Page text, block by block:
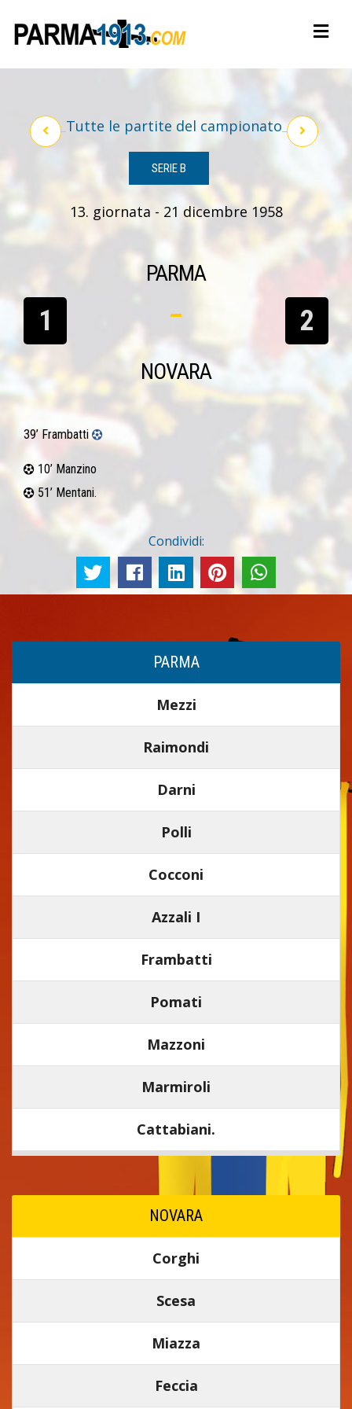
Tutte le partite del campionato
SERIE B
13. giornata - 21 dicembre 1958
PARMA
1 2
NOVARA
39’ Frambatti
10’ Manzino
51’ Mentani.
Condividi:
PARMA
Mezzi
Raimondi
Darni
Polli
Cocconi
Azzali I
Frambatti
Pomati
Mazzoni
Marmiroli
Cattabiani.
NOVARA
Corghi
Scesa
Miazza
Feccia